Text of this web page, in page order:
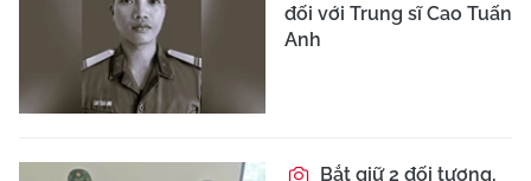
đối với Trung sĩ Cao Tuấn
Anh
Bắt giữ 2 đối tượng,